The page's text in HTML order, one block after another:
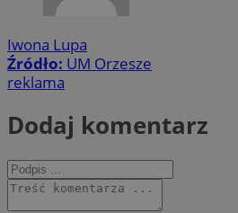
Iwona Lupa
Źródło: UM Orzesze
reklama
Dodaj komentarz